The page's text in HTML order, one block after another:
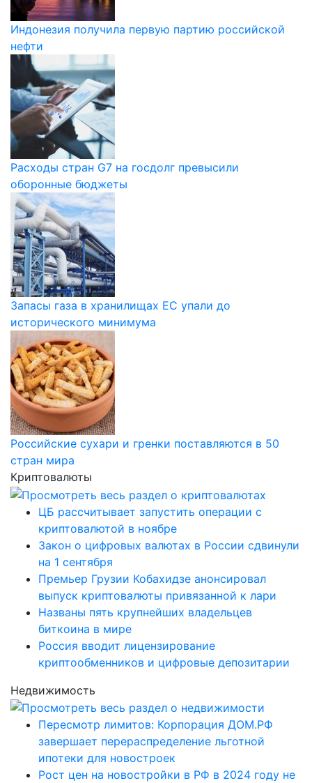
Индонезия получила первую партию российской
нефти
Расходы стран G7 на госдолг превысили
оборонные бюджеты
Запасы газа в хранилищах ЕС упали до
исторического минимума
Российские сухари и гренки поставляются в 50
стран мира
Криптовалюты
ЦБ рассчитывает запустить операции с
криптовалютой в ноябре
Закон о цифровых валютах в России сдвинули
на 1 сентября
Премьер Грузии Кобахидзе анонсировал
выпуск криптовалюты привязанной к лари
Названы пять крупнейших владельцев
биткоина в мире
Россия вводит лицензирование
криптообменников и цифровые депозитарии
Недвижимость
Пересмотр лимитов: Корпорация ДОМ.РФ
завершает перераспределение льготной
ипотеки для новостроек
Рост цен на новостройки в РФ в 2024 году не